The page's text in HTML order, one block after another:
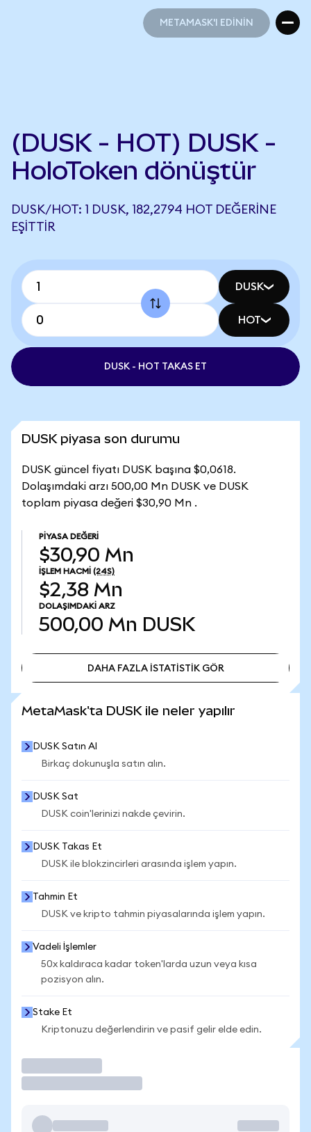
METAMASK'I EDİNİN
(DUSK - HOT) DUSK -
HoloToken dönüştür
DUSK/HOT: 1 DUSK, 182,2794 HOT DEĞERINE
EŞITTIR
DUSK
HOT
DUSK - HOT TAKAS ET
DUSK piyasa son durumu
DUSK güncel fiyatı DUSK başına $0,0618.
Dolaşımdaki arzı 500,00 Mn DUSK ve DUSK
toplam piyasa değeri $30,90 Mn .
PIYASA DEĞERI
$30,90 Mn
İŞLEM HACMI (24S)
$2,38 Mn
DOLAŞIMDAKI ARZ
500,00 Mn DUSK
DAHA FAZLA İSTATİSTİK GÖR
MetaMask'ta DUSK ile neler yapılır
DUSK Satın Al
Birkaç dokunuşla satın alın.
DUSK Sat
DUSK coin'lerinizi nakde çevirin.
DUSK Takas Et
DUSK ile blokzincirleri arasında işlem yapın.
Tahmin Et
DUSK ve kripto tahmin piyasalarında işlem yapın.
Vadeli İşlemler
50x kaldıraca kadar token'larda uzun veya kısa
pozisyon alın.
Stake Et
Kriptonuzu değerlendirin ve pasif gelir elde edin.